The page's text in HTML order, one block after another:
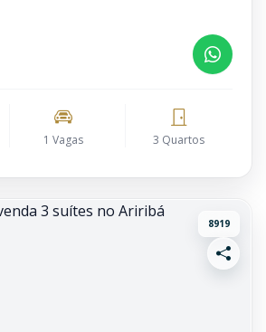
1 Vagas 3 Quartos
8919